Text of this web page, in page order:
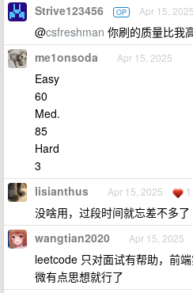
Strive123456 OP Apr 15, 2025
@csfreshman 你刷的质量比我
me1onsoda Apr 15, 2025
Easy
60
Med.
85
Hard
3
lisianthus Apr 15, 2025 1
没啥用，过段时间就忘差不多了
wangtian2020 Apr 15, 2025
leetcode 只对面试有帮助，前
微有点思想就行了